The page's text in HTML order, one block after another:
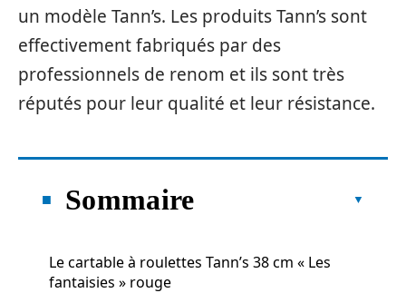
un modèle Tann’s. Les produits Tann’s sont
effectivement fabriqués par des
professionnels de renom et ils sont très
réputés pour leur qualité et leur résistance.
Sommaire
Le cartable à roulettes Tann’s 38 cm « Les
fantaisies » rouge